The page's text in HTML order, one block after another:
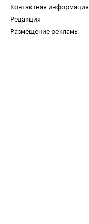
Контактная информация
Редакция
Размещение рекламы